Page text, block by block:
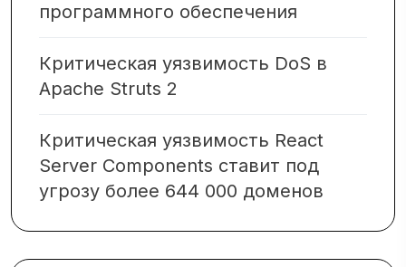
программного обеспечения
Критическая уязвимость DoS в
Apache Struts 2
Критическая уязвимость React
Server Components ставит под
угрозу более 644 000 доменов